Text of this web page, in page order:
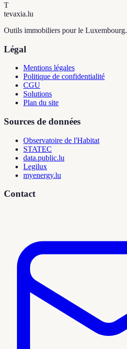
T
tevaxia.lu
Outils immobiliers pour le Luxembourg.
Légal
Mentions légales
Politique de confidentialité
CGU
Solutions
Plan du site
Sources de données
Observatoire de l'Habitat
STATEC
data.public.lu
Legilux
myenergy.lu
Contact